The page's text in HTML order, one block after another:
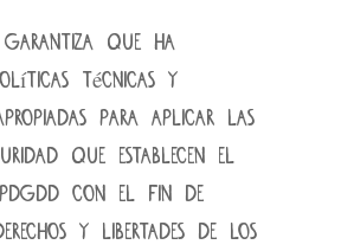
garantiza que ha
técnicas y
para aplicar las
que establecen el
con el fin de
y libertades de los